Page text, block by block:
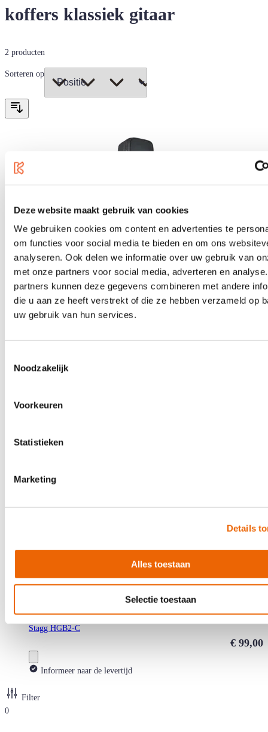
Deze website maakt gebruik van cookies
We gebruiken cookies om content en advertenties te
om functies voor social media te bieden en om ons
analyseren. Ook delen we informatie over uw gebruik van
met onze partners voor social media, adverteren en
partners kunnen deze gegevens combineren met andere
die u aan ze heeft verstrekt of die ze hebben verzameld op
uw gebruik van hun services.
Noodzakelijk
Voorkeuren
Statistieken
Marketing
Details
Alles toestaan
Selectie toestaan
koffers klassiek gitaar
Filter
0
2 producten
Sorteren op
Stagg HGB2-C
€ 99,00
Informeer naar de levertijd